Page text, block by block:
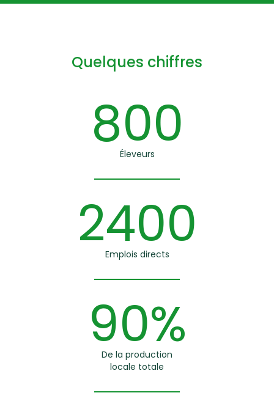
Quelques chiffres
800
Éleveurs
2400
Emplois directs
90%
De la production
locale totale